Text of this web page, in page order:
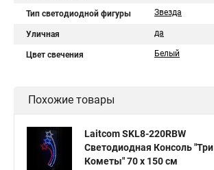
Тип светодиодной фигуры Звезда
Уличная да
Цвет свечения Белый
Похожие товары
Laitcom SKL8-220RBW
Светодиодная Консоль "Три
Кометы" 70 x 150 см